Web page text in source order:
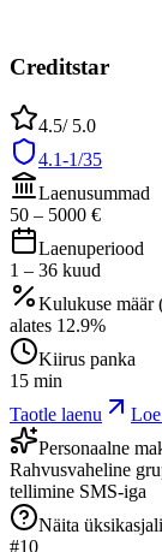
Creditstar
4.5/ 5.0
4.1-1/35
Laenusummad
50 – 5000 €
Laenuperiood
1 – 36 kuud
Kulukuse määr
alates 12.9%
Kiirus panka
15 min
Taotle laenu
Personaalne
Rahvusvaheline
tellimine SMS-iga
Näita
#10